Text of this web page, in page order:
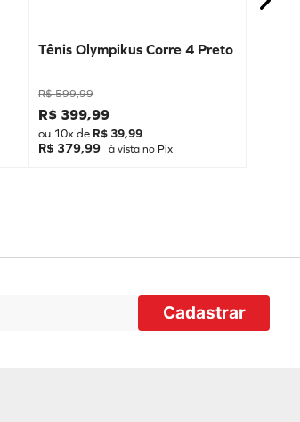
Tênis Olympikus Corre 4 Preto
R$ 599,99
R$ 399,99
ou 10x de R$ 39,99
R$ 379,99 à vista no Pix
Cadastrar